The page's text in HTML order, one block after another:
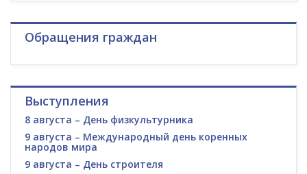
Обращения граждан
Выступления
8 августа – День физкультурника
9 августа – Международный день коренных
народов мира
9 августа – День строителя